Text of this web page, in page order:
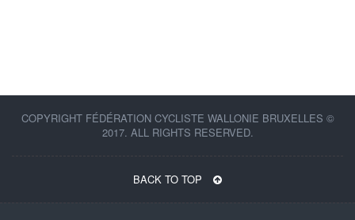
COPYRIGHT FÉDÉRATION CYCLISTE WALLONIE BRUXELLES ©
2017. ALL RIGHTS RESERVED.
BACK TO TOP